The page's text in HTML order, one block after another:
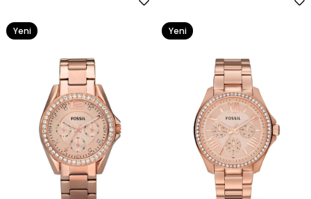
Yeni
Yeni